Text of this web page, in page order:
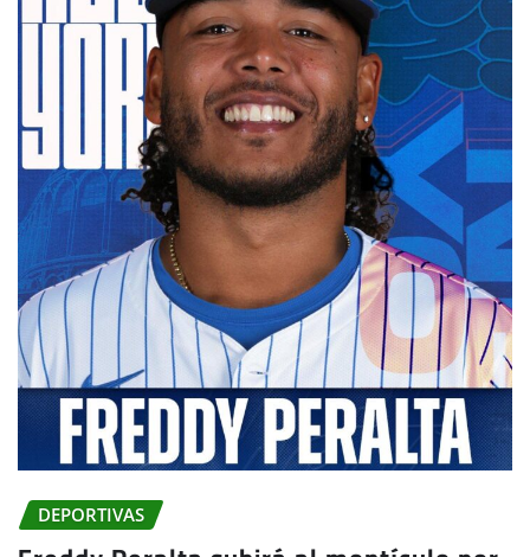
DEPORTIVAS